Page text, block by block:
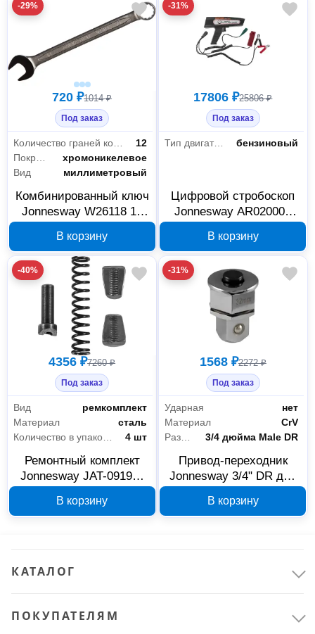
-29%
720 ₽1014 ₽
Под заказ
Количество граней кольцевой головки
12
Покрытие
хромоникелевое
Вид
миллиметровый
Комбинированный ключ
Jonnesway W26118 18
В корзину
-31%
17806 ₽25806 ₽
Под заказ
Тип двигателя бензиновый
Цифровой стробоскоп
Jonnesway AR020006
В корзину
-40%
4356 ₽7260 ₽
Под заказ
Вид
ремкомплект
Материал
сталь
4 шт
Ремонтный комплект
Jonnesway JAT-0919V-
пневматического
заклепочника
В корзину
-31%
1568 ₽2272 ₽
Под заказ
Ударная
нет
Материал
CrV
Размер посадки под оснастку
3/4 дюйма Male DR
Привод-переходник
Jonnesway 3/4" DR для
46014
В корзину
КАТАЛОГ
ПОКУПАТЕЛЯМ